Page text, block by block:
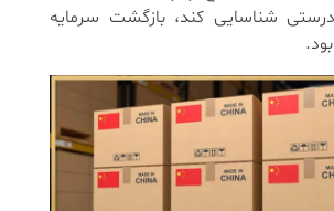
شناسایی کند، بازگشت سرمایه